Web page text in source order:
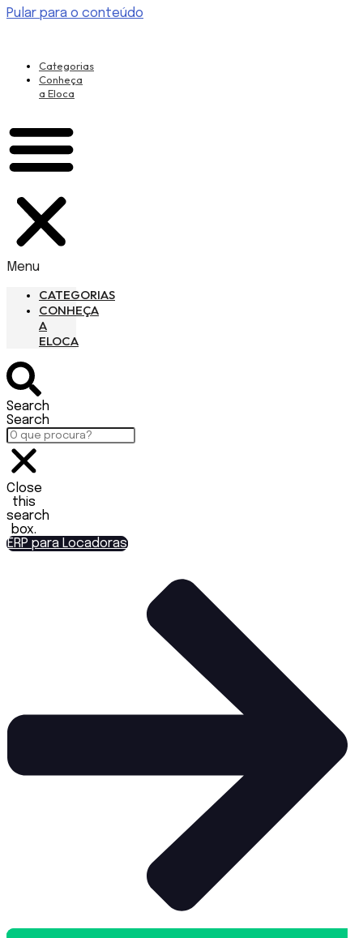
Pular para o conteúdo
Categorias
Conheça
a Eloca
Menu
CATEGORIAS
CONHEÇA
A
ELOCA
Search
Search
Close
this
search
box.
ERP para Locadoras